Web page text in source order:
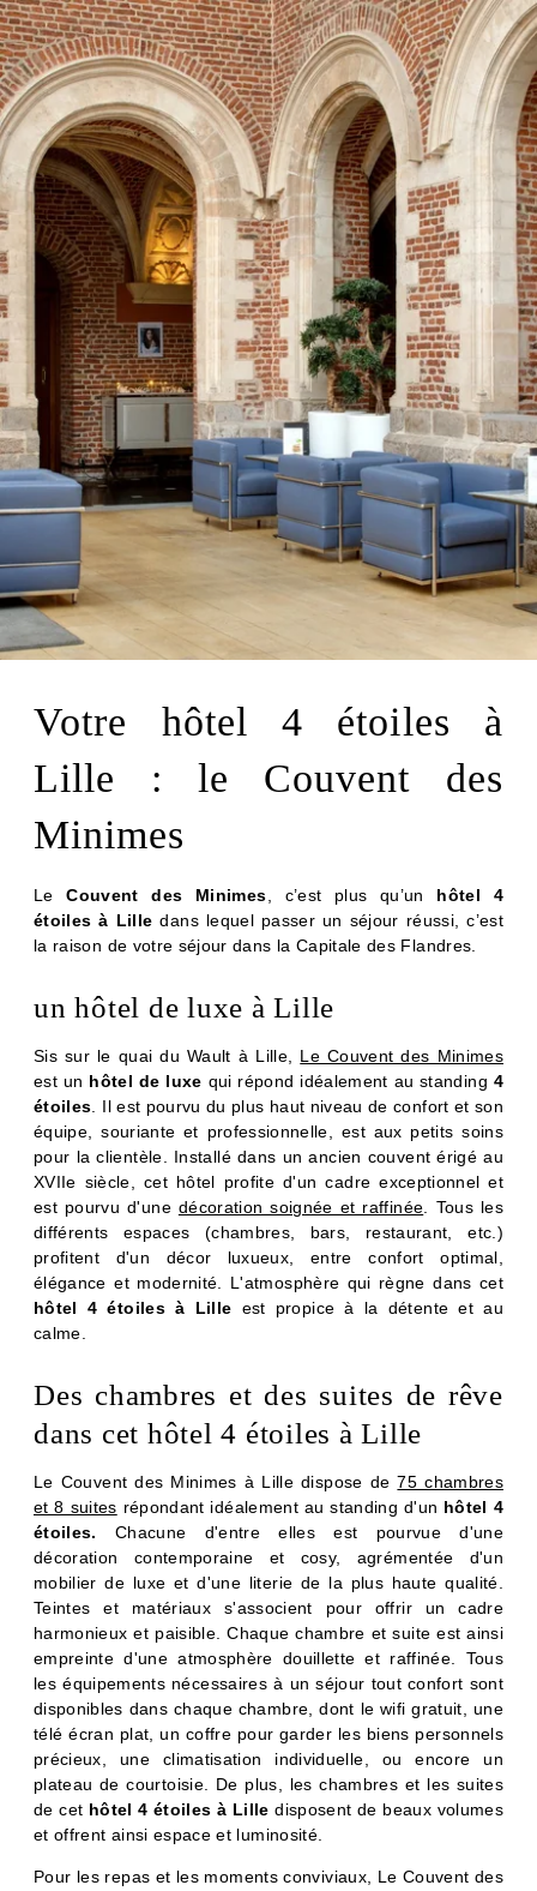
Votre hôtel 4 étoiles à
Lille : le Couvent des
Minimes
LeCouvent des Minimes , c’est plus qu’un hôtel 4
étoiles à Lille dans lequel passer un séjour réussi, c’est
la raison de votre séjour dans la Capitale des Flandres.
un hôtel de luxe à Lille
Sis sur le quai du Wault à Lille, Le Couvent des Minimes
est un hôtel de luxe qui répond idéalement au standing 4
étoiles . Il est pourvu du plus haut niveau de confort et son
équipe, souriante et professionnelle, est aux petits soins
pour la clientèle. Installé dans un ancien couvent érigé au
XVIIe siècle, cet hôtel profite d'un cadre exceptionnel et
est pourvu d'une décoration soignée et raffinée . Tous les
différents espaces (chambres, bars, restaurant, etc.)
profitent d'un décor luxueux, entre confort optimal,
élégance et modernité. L'atmosphère qui règne dans cet
hôtel 4 étoiles à Lille est propice à la détente et au
calme.
Des chambres et des suites de rêve
dans cet hôtel 4 étoiles à Lille
Le Couvent des Minimes à Lille dispose de75 chambres
et 8 suites répondant idéalement au standing d'un hôtel 4
étoiles.
Chacune d'entre elles est pourvue d'une
décoration contemporaine et cosy, agrémentée d'un
mobilier de luxe et d'une literie de la plus haute qualité.
Teintes et matériaux s'associent pour offrir un cadre
harmonieux et paisible. Chaque chambre et suite est ainsi
empreinte d'une atmosphère douillette et raffinée. Tous
les équipements nécessaires à un séjour tout confort sont
disponibles dans chaque chambre, dont le wifi gratuit, une
télé écran plat, un coffre pour garder les biens personnels
précieux, une climatisation individuelle, ou encore un
plateau de courtoisie. De plus, les chambres et les suites
de cet hôtel 4 étoiles à Lille disposent de beaux volumes
et offrent ainsi espace et luminosité.
Pour les repas et les moments conviviaux, Le Couvent des